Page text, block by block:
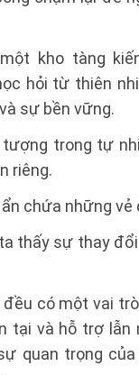
kho tàng
hỏi từ thiên
sự bền vững.
trong tự
riêng.
chứa những vẻ
thấy sự thay
có một vai
tại và hỗ trợ lẫn
quan trọng